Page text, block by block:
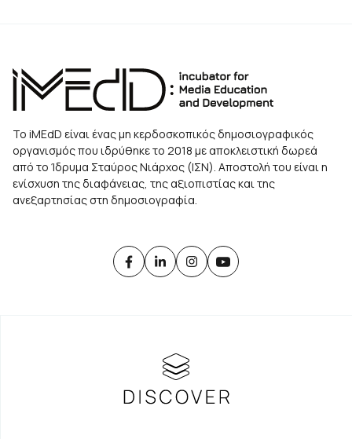
Το iMEdD είναι ένας μη κερδοσκοπικός δημοσιογραφικός
οργανισμός που ιδρύθηκε το 2018 με αποκλειστική δωρεά
από το Ίδρυμα Σταύρος Νιάρχος (ΙΣΝ). Αποστολή του είναι η
ενίσχυση της διαφάνειας, της αξιοπιστίας και της
ανεξαρτησίας στη δημοσιογραφία.